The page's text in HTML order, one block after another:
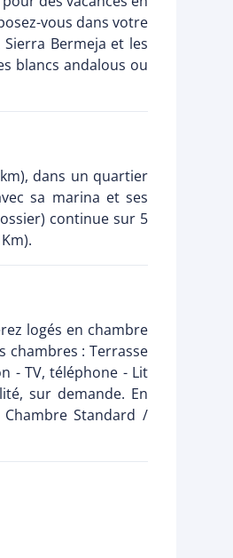
vous dans votre
Bermeja et les
blancs andalous ou
dans un quartier
sa marina et ses
continue sur 5
logés en chambre
chambres : Terrasse
- TV, téléphone - Lit
sur demande. En
Standard /